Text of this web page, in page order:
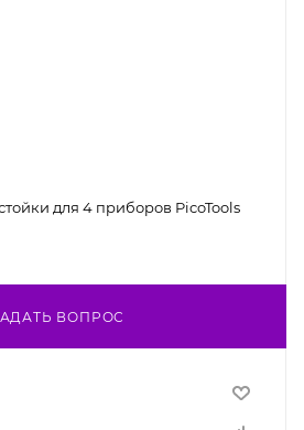
для 4 приборов PicoTools
ВОПРОС